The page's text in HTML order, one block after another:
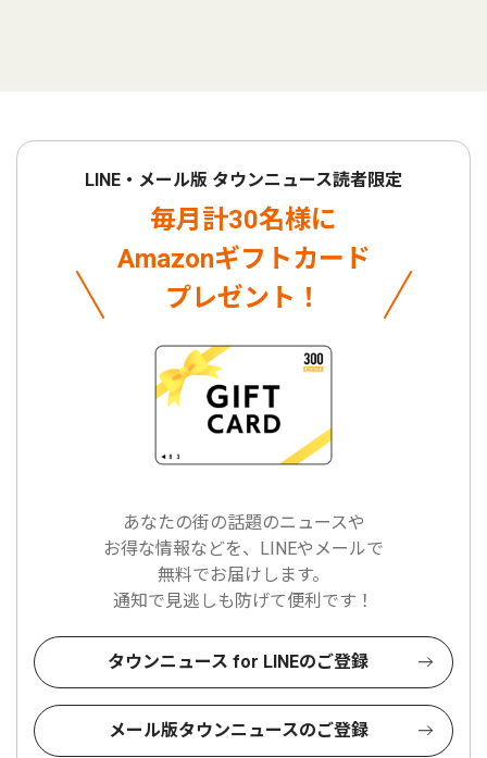
LINE・メール版 タウンニュース読者限定
毎月計30名様に
Amazonギフトカード
プレゼント！
あなたの街の話題のニュースや
お得な情報などを、LINEやメールで
無料でお届けします。
通知で見逃しも防げて便利です！
タウンニュース for LINEのご登録
メール版タウンニュースのご登録